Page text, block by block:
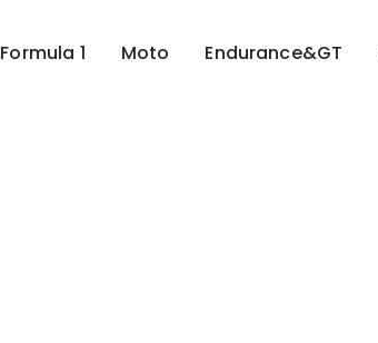
Formula 1 Moto Endurance&GT